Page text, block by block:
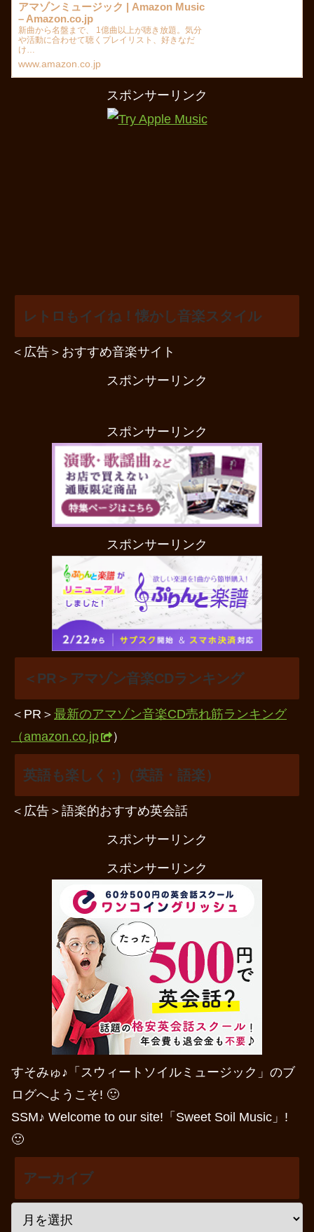
アマゾンミュージック | Amazon Music
– Amazon.co.jp
新曲から名盤まで、 1億曲以上が聴き放題。気分
や活動に合わせて聴くプレイリスト、好きなだ
け…
www.amazon.co.jp
スポンサーリンク
レトロもイイね！懐かし音楽スタイル
＜広告＞おすすめ音楽サイト
スポンサーリンク
スポンサーリンク
スポンサーリンク
＜PR＞アマゾン音楽CDランキング
＜PR＞ 最新のアマゾン音楽CD売れ筋ランキング
（amazon.co.jp
）
英語も楽しく :)（英語・語楽）
＜広告＞語楽的おすすめ英会話
スポンサーリンク
スポンサーリンク
すそみゅ♪「スウィートソイルミュージック」のブ
ログへようこそ! 🙂
SSM♪ Welcome to our site!「Sweet Soil Music」!
🙂
アーカイブ